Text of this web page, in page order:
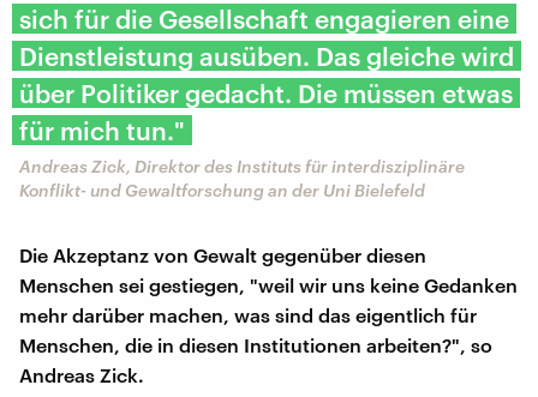
sich für die Gesellschaft engagieren eine
Dienstleistung ausüben. Das gleiche wird
über Politiker gedacht. Die müssen etwas
für mich tun."
Andreas Zick, Direktor des Instituts für interdisziplinäre
Konflikt- und Gewaltforschung an der Uni Bielefeld
Die Akzeptanz von Gewalt gegenüber diesen
Menschen sei gestiegen, "weil wir uns keine Gedanken
mehr darüber machen, was sind das eigentlich für
Menschen, die in diesen Institutionen arbeiten?", so
Andreas Zick.